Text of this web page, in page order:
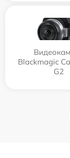
Blackmagic
G2